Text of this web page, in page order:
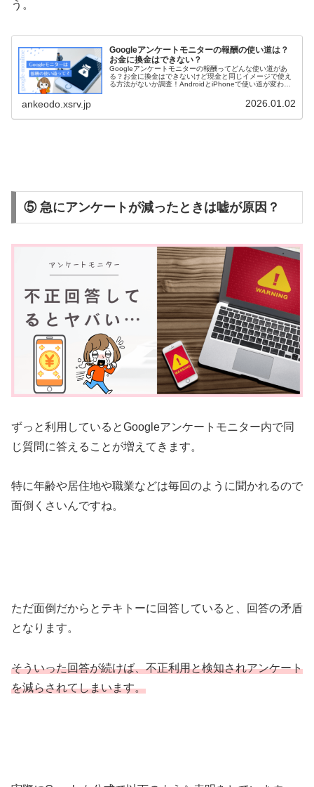
う。
Googleアンケートモニターの報酬の使い道は？
お金に換金はできない？
Googleアンケートモニターの報酬ってどんな使い道があ
る？お金に換金はできないけど現金と同じイメージで使え
る方法がないか調査！AndroidとiPhoneで使い道が変わる
ankeodo.xsrv.jp 2026.01.02
⑤ 急にアンケートが減ったときは嘘が原因？
ずっと利用しているとGoogleアンケートモニター内で同
じ質問に答えることが増えてきます。
特に年齢や居住地や職業などは毎回のように聞かれるので
面倒くさいんですね。
ただ面倒だからとテキトーに回答していると、回答の矛盾
となります。
そういった回答が続けば、不正利用と検知されアンケート
を減らされてしまいます。